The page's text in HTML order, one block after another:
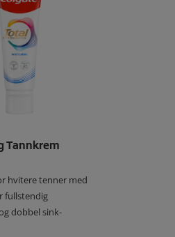
Tannkrem
hvitere tenner med
fullstendig
dobbel sink-